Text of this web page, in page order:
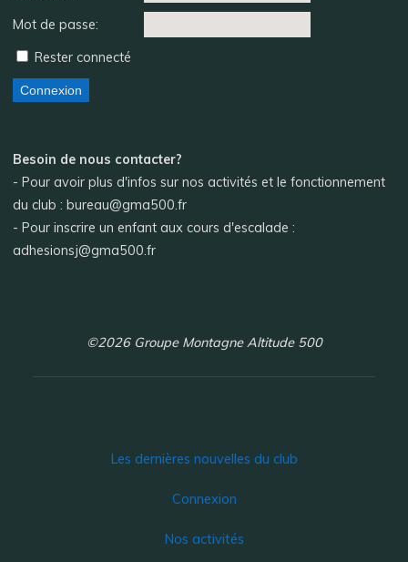
Mot de passe:
Rester connecté
Connexion
Besoin de nous contacter?
- Pour avoir plus d'infos sur nos activités et le fonctionnement
du club : bureau@gma500.fr
- Pour inscrire un enfant aux cours d'escalade :
adhesionsj@gma500.fr
©2026 Groupe Montagne Altitude 500
Les dernières nouvelles du club
Connexion
Nos activités